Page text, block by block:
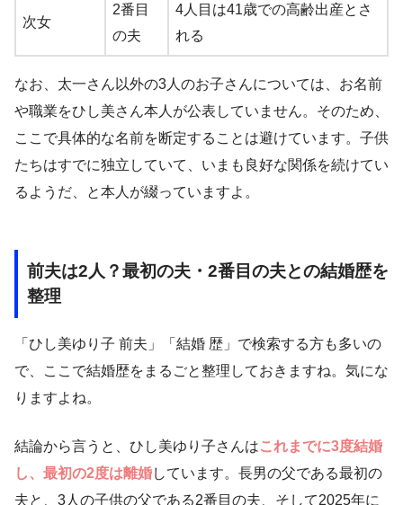
次女
2番目
の夫
4人目は41歳での高齢出産とさ
れる
なお、太一さん以外の3人のお子さんについては、お名前
や職業をひし美さん本人が公表していません。そのため、
ここで具体的な名前を断定することは避けています。子供
たちはすでに独立していて、いまも良好な関係を続けてい
るようだ、と本人が綴っていますよ。
前夫は2人？最初の夫・2番目の夫との結婚歴を
整理
「ひし美ゆり子 前夫」「結婚 歴」で検索する方も多いの
で、ここで結婚歴をまるごと整理しておきますね。気にな
りますよね。
結論から言うと、ひし美ゆり子さんはこれまでに3度結婚
し、最初の2度は離婚しています。長男の父である最初の
夫と、3人の子供の父である2番目の夫、そして2025年に